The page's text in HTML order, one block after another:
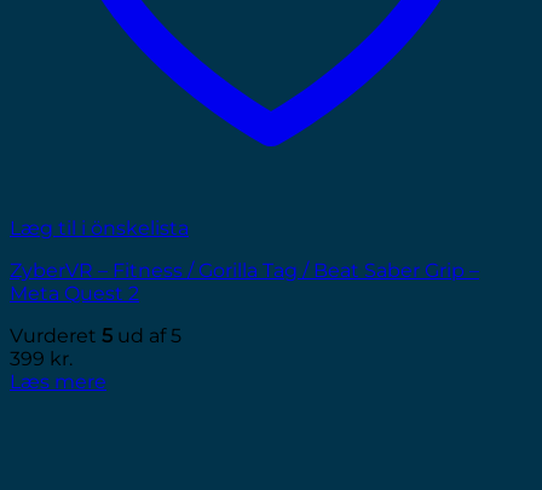
Læg til i önskelista
ZyberVR – Fitness / Gorilla Tag / Beat Saber Grip –
Meta Quest 2
Vurderet 5 ud af 5
399 kr.
Læs mere